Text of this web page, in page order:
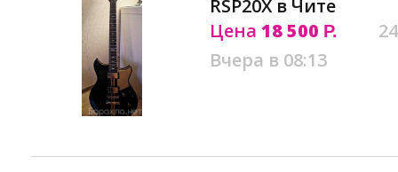
RSP20X в Чите
Цена 18 500 Р.
Вчера в 08:13